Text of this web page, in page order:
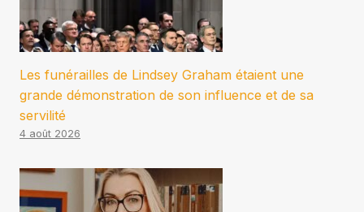
Les funérailles de Lindsey Graham étaient une
grande démonstration de son influence et de sa
servilité
4 août 2026